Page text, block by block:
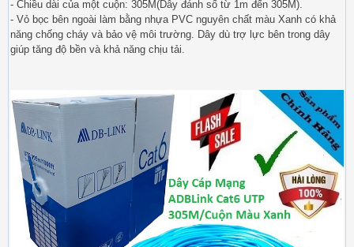
- Chiều dài của một cuộn: 305M(Dây đánh số từ 1m đến 305M).
- Vỏ bọc bên ngoài làm bằng nhựa PVC nguyên chất màu Xanh có khả
năng chống cháy và bảo vệ môi trường. Dây dù trợ lực bên trong dây
giúp tăng độ bền và khả năng chịu tải.